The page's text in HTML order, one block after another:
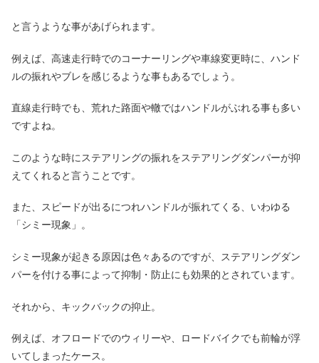
と言うような事があげられます。
例えば、高速走行時でのコーナーリングや車線変更時に、ハンド
ルの振れやブレを感じるような事もあるでしょう。
直線走行時でも、荒れた路面や轍ではハンドルがぶれる事も多い
ですよね。
このような時にステアリングの振れをステアリングダンパーが抑
えてくれると言うことです。
また、スピードが出るにつれハンドルが振れてくる、いわゆる
「シミー現象」。
シミー現象が起きる原因は色々あるのですが、ステアリングダン
パーを付ける事によって抑制・防止にも効果的とされています。
それから、キックバックの抑止。
例えば、オフロードでのウィリーや、ロードバイクでも前輪が浮
いてしまったケース。